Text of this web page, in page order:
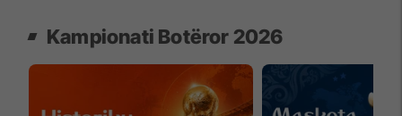
Kampionati Botëror 2026